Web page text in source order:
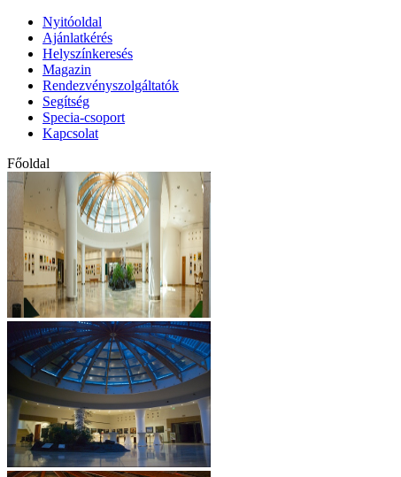
Nyitóoldal
Ajánlatkérés
Helyszínkeresés
Magazin
Rendezvényszolgáltatók
Segítség
Specia-csoport
Kapcsolat
Főoldal